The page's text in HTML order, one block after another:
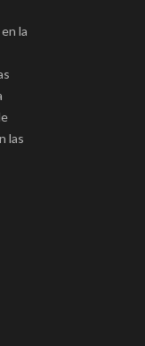
la
las